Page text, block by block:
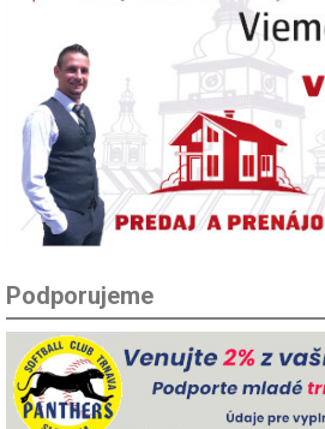
Podporujeme